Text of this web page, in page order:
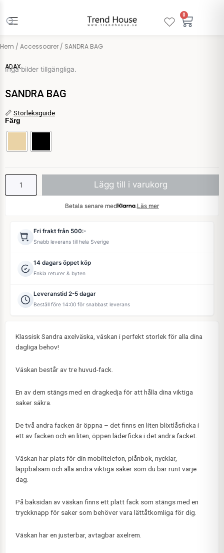
innehåll
0
Hem / Accessoarer / SANDRA BAG
ADAX
Inga bilder tillgängliga.
SANDRA BAG
📏 Storleksguide
Färg
SANDRA
BAG
mängd
Lägg till i varukorg
Betala senare med Läs mer
Fri frakt från 500:-
Snabb leverans till hela Sverige
14 dagars öppet köp
Enkla returer & byten
Leveranstid 2-5 dagar
Beställ före 14:00 för snabbast leverans
Klassisk Sandra axelväska, väskan i perfekt storlek för alla dina
dagliga behov!
Väskan består av tre huvud-fack.
En av dem stängs med en dragkedja för att hålla dina viktiga
saker säkra.
De två andra facken är öppna – det finns en liten blixtlåsficka i
ett av facken och en liten, öppen läderficka i det andra facket.
Väskan har plats för din mobiltelefon, plånbok, nycklar,
läppbalsam och alla andra viktiga saker som du bär runt varje
dag.
På baksidan av väskan finns ett platt fack som stängs med en
tryckknapp för saker som behöver vara lättåtkomliga för dig.
Väskan har en justerbar, avtagbar axelrem.